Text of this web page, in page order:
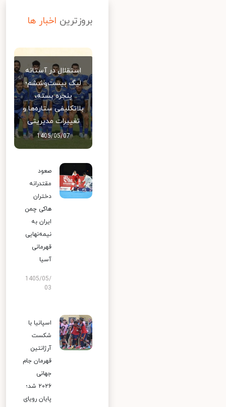
بروزترین اخبار ها
استقلال در آستانه
لیگ بیست‌وششم؛
پنجره بسته،
بلاتکلیفی ستاره‌ها و
تغییرات مدیریتی
1405/05/07
صعود
مقتدرانه
دختران
هاکی چمن
ایران به
نیمه‌نهایی
قهرمانی
آسیا
1405/05/
03
اسپانیا با
شکست
آرژانتین
قهرمان جام
جهانی
۲۰۲۶ شد؛
پایان رویای